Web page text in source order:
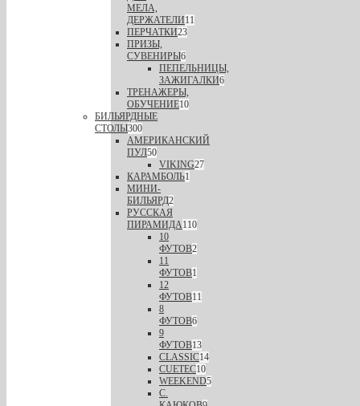
МЕЛА,
ДЕРЖАТЕЛИ11
ПЕРЧАТКИ23
ПРИЗЫ,
СУВЕНИРЫ6
ПЕПЕЛЬНИЦЫ,
ЗАЖИГАЛКИ6
ТРЕНАЖЕРЫ,
ОБУЧЕНИЕ10
БИЛЬЯРДНЫЕ
СТОЛЫ300
АМЕРИКАНСКИЙ
ПУЛ50
VIKING27
КАРАМБОЛЬ1
МИНИ-
БИЛЬЯРД2
РУССКАЯ
ПИРАМИДА110
10
ФУТОВ2
11
ФУТОВ1
12
ФУТОВ11
8
ФУТОВ6
9
ФУТОВ13
CLASSIC14
CUETEC10
WEEKEND5
С.